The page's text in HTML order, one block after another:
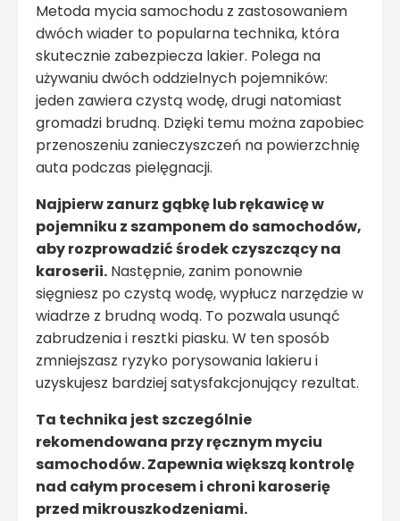
Metoda mycia samochodu z zastosowaniem
dwóch wiader to popularna technika, która
skutecznie zabezpiecza lakier. Polega na
używaniu dwóch oddzielnych pojemników:
jeden zawiera czystą wodę, drugi natomiast
gromadzi brudną. Dzięki temu można zapobiec
przenoszeniu zanieczyszczeń na powierzchnię
auta podczas pielęgnacji.
Najpierw zanurz gąbkę lub rękawicę w
pojemniku z szamponem do samochodów,
aby rozprowadzić środek czyszczący na
karoserii. Następnie, zanim ponownie
sięgniesz po czystą wodę, wypłucz narzędzie w
wiadrze z brudną wodą. To pozwala usunąć
zabrudzenia i resztki piasku. W ten sposób
zmniejszasz ryzyko porysowania lakieru i
uzyskujesz bardziej satysfakcjonujący rezultat.
Ta technika jest szczególnie
rekomendowana przy ręcznym myciu
samochodów. Zapewnia większą kontrolę
nad całym procesem i chroni karoserię
przed mikrouszkodzeniami.